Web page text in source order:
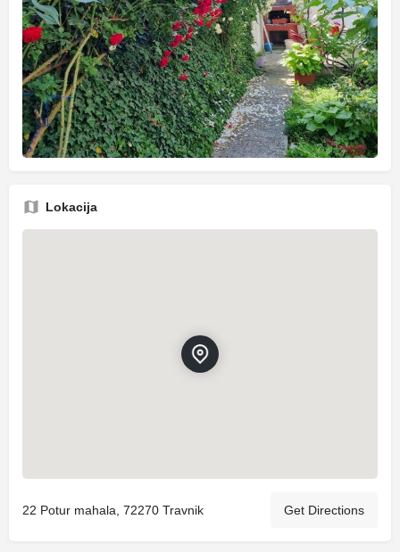
Lokacija
22 Potur mahala, 72270 Travnik Get Directions